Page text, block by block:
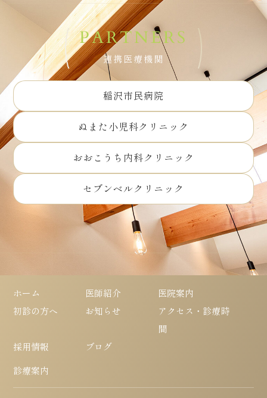
PARTNERS
連携医療機関
稲沢市民病院
ぬまた小児科クリニック
おおこうち内科クリニック
セブンベルクリニック
ホーム 医師紹介
医院案内
初診の方へ
お知らせ
アクセス・診療時
間
採用情報
ブログ
診療案内